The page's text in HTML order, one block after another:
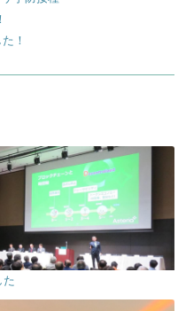
！
た